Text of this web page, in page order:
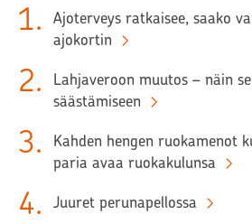
1.
Ajoterveys ratkaisee, saako
ajokortin
2.
Lahjaveroon muutos – näin
säästämiseen
3.
Kahden hengen ruokamenot
paria avaa ruokakulunsa
4. Juuret perunapellossa